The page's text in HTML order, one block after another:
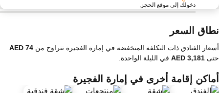
دخولك إلى موقع الحجز.
السعر
الفنادق ذات التكلفة المنخفضة في إمارة الفجيرة تتراوح من
في الليلة الواحدة.
إقامة أخرى في إمارة الفجيرة